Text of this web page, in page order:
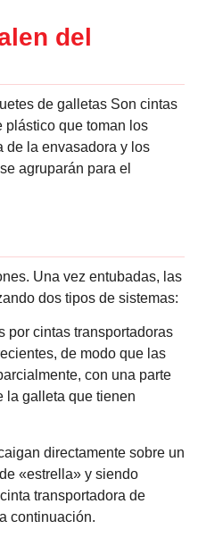
del
de galletas Son cintas
plástico que toman los
de la envasadora y los
agruparán para el
Una vez entubadas, las
dos tipos de sistemas:
por cintas transportadoras
de modo que las
con una parte
la galleta que tienen
directamente sobre un
«estrella» y siendo
transportadora de
continuación.